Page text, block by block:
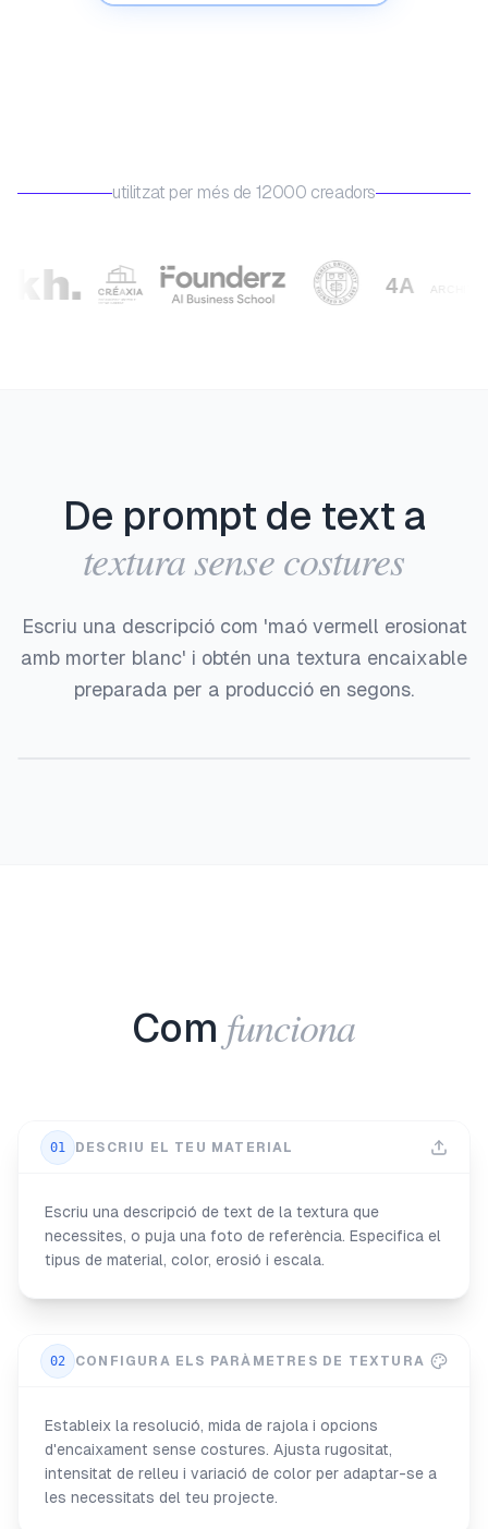
utilitzat per més de 12000 creadors
De prompt de text a
textura sense costures
Escriu una descripció com 'maó vermell erosionat
amb morter blanc' i obtén una textura encaixable
preparada per a producció en segons.
Com funciona
01 DESCRIU EL TEU MATERIAL
Escriu una descripció de text de la textura que
necessites, o puja una foto de referència. Especifica el
tipus de material, color, erosió i escala.
02 CONFIGURA ELS PARÀMETRES DE TEXTURA
Estableix la resolució, mida de rajola i opcions
d'encaixament sense costures. Ajusta rugositat,
intensitat de relleu i variació de color per adaptar-se a
les necessitats del teu projecte.